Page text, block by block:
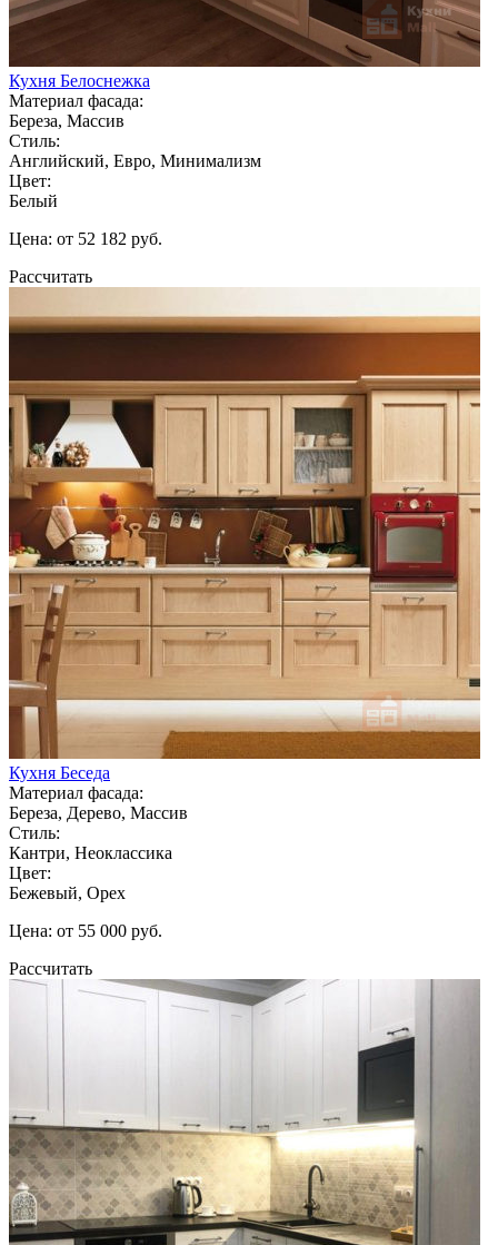
Кухня Белоснежка
Материал фасада:
Береза, Массив
Стиль:
Английский, Евро, Минимализм
Цвет:
Белый
Цена: от 52 182 руб.
Рассчитать
Кухня Беседа
Материал фасада:
Береза, Дерево, Массив
Стиль:
Кантри, Неоклассика
Цвет:
Бежевый, Орех
Цена: от 55 000 руб.
Рассчитать